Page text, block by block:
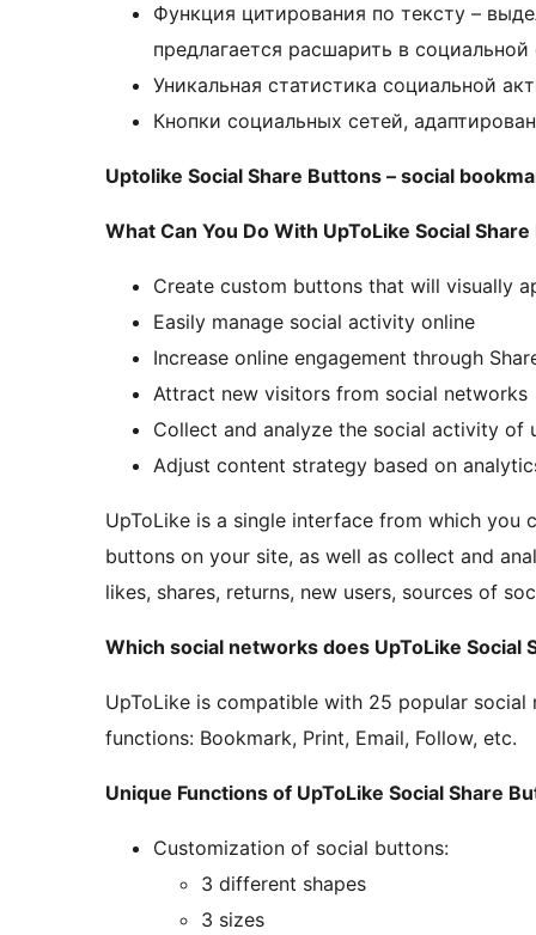
Функция цитирования по тексту –
предлагается расшарить в социальной
Уникальная статистика социальной
Кнопки социальных сетей,
Uptolike Social Share Buttons – social
What Can You Do With UpToLike Social
Create custom buttons that will visually
Easily manage social activity online
Increase online engagement through
Attract new visitors from social networks
Collect and analyze the social activity of
Adjust content strategy based on
UpToLike is a single interface from which you
buttons on your site, as well as collect and
likes, shares, returns, new users, sources of
Which social networks does UpToLike Social
UpToLike is compatible with 25 popular
functions: Bookmark, Print, Email, Follow, etc.
Unique Functions of UpToLike Social Share
Customization of social buttons:
3 different shapes
3 sizes